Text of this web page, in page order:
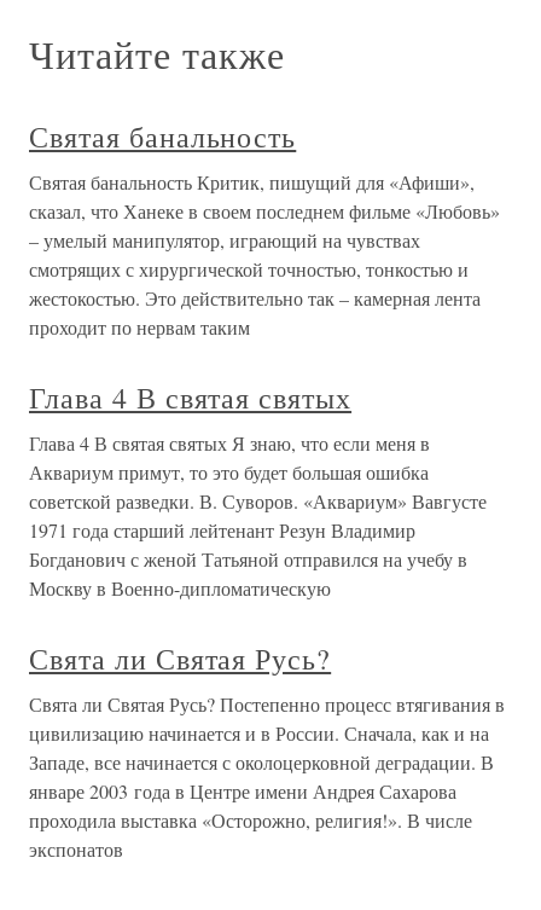
Читайте также
Святая банальность
Святая банальность Критик, пишущий для «Афиши»,
сказал, что Ханеке в своем последнем фильме «Любовь»
– умелый манипулятор, играющий на чувствах
смотрящих с хирургической точностью, тонкостью и
жестокостью. Это действительно так – камерная лента
проходит по нервам таким
Глава 4 В святая святых
Глава 4 В святая святых Я знаю, что если меня в
Аквариум примут, то это будет большая ошибка
советской разведки. В. Суворов. «Аквариум» Вавгусте
1971 года старший лейтенант Резун Владимир
Богданович с женой Татьяной отправился на учебу в
Москву в Военно-дипломатическую
Свята ли Святая Русь?
Свята ли Святая Русь? Постепенно процесс втягивания в
цивилизацию начинается и в России. Сначала, как и на
Западе, все начинается с околоцерковной деградации. В
январе 2003 года в Центре имени Андрея Сахарова
проходила выставка «Осторожно, религия!». В числе
экспонатов